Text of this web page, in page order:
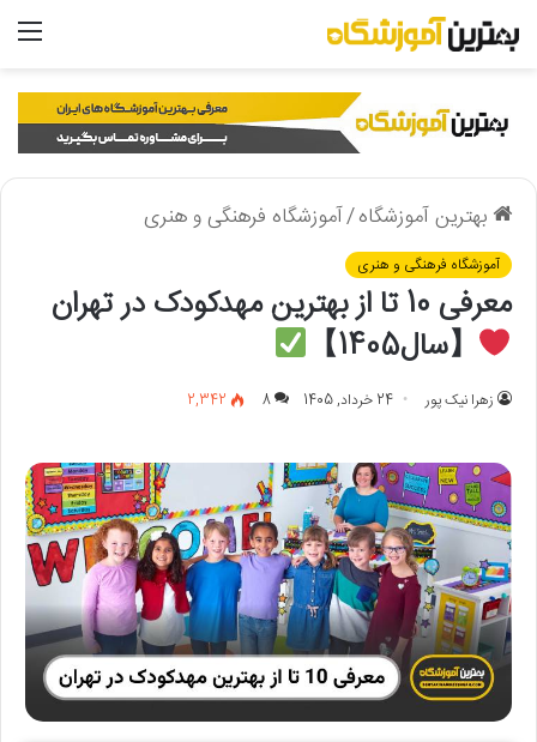
بهترین آموزشگاه/آموزشگاه فرهنگی و هنری
آموزشگاه فرهنگی و هنری
معرفی 10 تا از بهترین مهدکودک در تهران
【سال1405】
زهرا نیک پور 24 خرداد, 1405 8
2,342